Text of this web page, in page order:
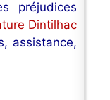
préjudices
Dintilhac
assistance,